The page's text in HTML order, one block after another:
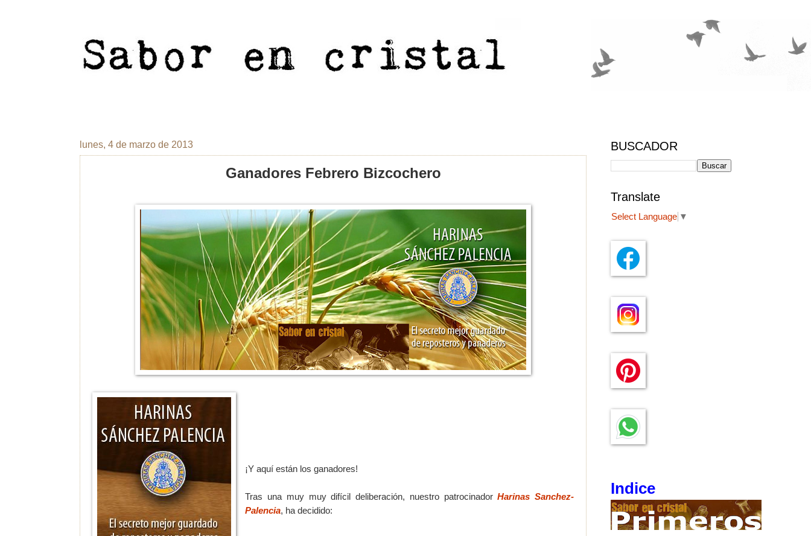
lunes, 4 de marzo de 2013
Ganadores Febrero Bizcochero
¡Y aquí están los ganadores!
Tras una muy muy difícil deliberación, nuestro patrocinadorHarinas Sanchez-
Palencia, ha decidido:
BUSCADOR
Translate
Select Language ▼
Indice